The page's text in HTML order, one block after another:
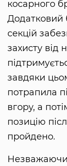
косарного
Додатковий
секцій
захисту від
завдяки
потрапила
вгору, а
позицію
пройдено.